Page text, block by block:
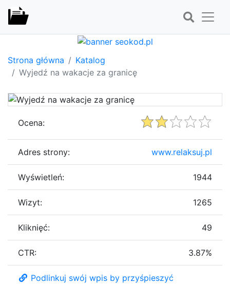
Strona główna
Katalog
Wyjedź na wakacje za granicę
Ocena:
Adres strony: www.relaksuj.pl
Wyświetleń: 1944
Wizyt: 1265
Kliknięć: 49
CTR: 3.87%
Podlinkuj swój wpis by przyśpieszyć